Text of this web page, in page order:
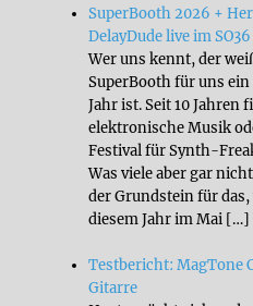
SuperBooth 2026 +
DelayDude live im SO36
Wer uns kennt, der
SuperBooth für uns
Jahr ist. Seit 10 Jahren
elektronische Musik
Festival für Synth-
Was viele aber gar
der Grundstein für
diesem Jahr im Mai […]
Testbericht: MagTone
Gitarre